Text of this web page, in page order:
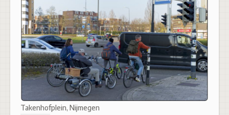
Takenhofplein, Nijmegen